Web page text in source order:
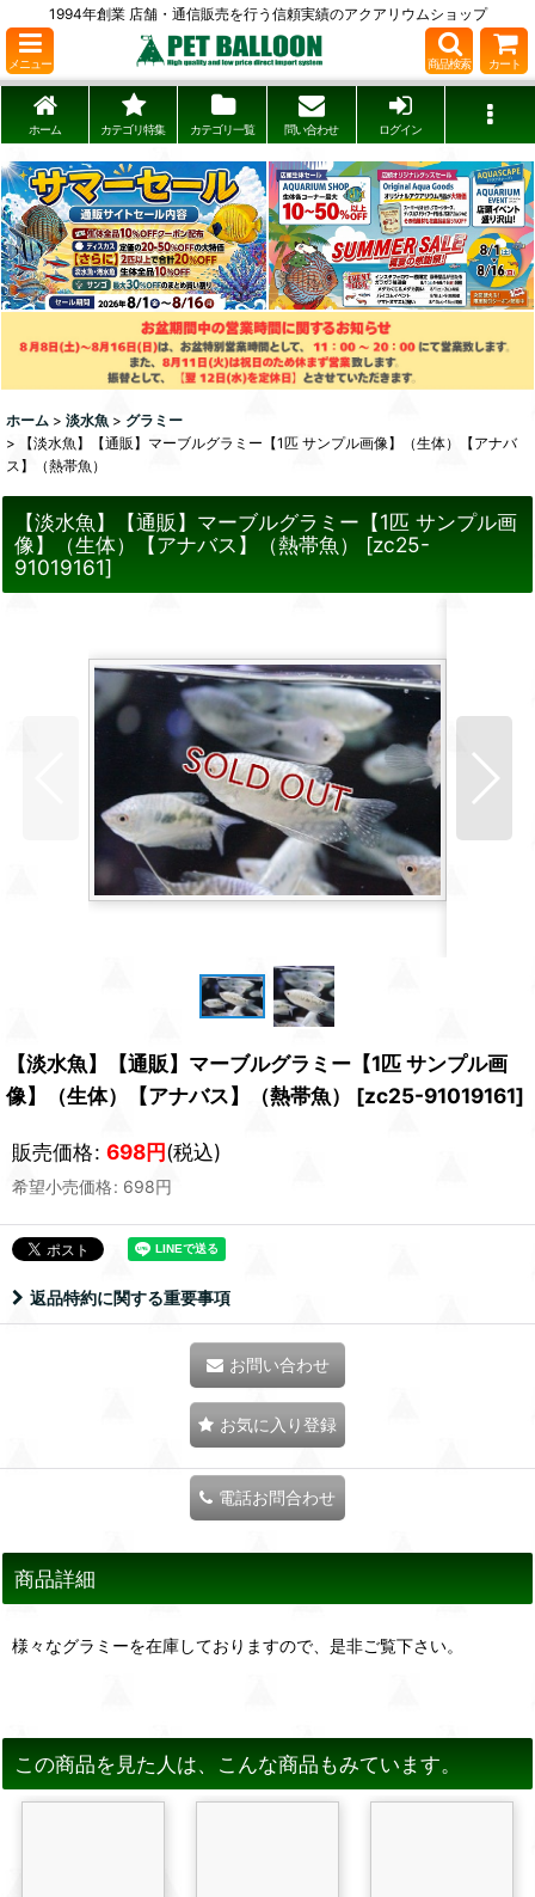
1994年創業 店舗・通信販売を行う信頼実績のアクアリウムショップ
メニュー 商品検索 カート
ホーム カテゴリ特集 カテゴリ一覧 問い合わせ ログイン
ホーム > 淡水魚 > グラミー
>
【淡水魚】【通販】マーブルグラミー【1匹 サンプル画像】（生体）【アナバ
ス】（熱帯魚）
【淡水魚】【通販】マーブルグラミー【1匹 サンプル画
像】（生体）【アナバス】（熱帯魚）
[zc25-
91019161]
【淡水魚】【通販】マーブルグラミー【1匹 サンプル画
像】（生体）【アナバス】（熱帯魚）
[zc25-91019161]
販売価格: 698円(税込)
希望小売価格: 698円
返品特約に関する重要事項
お問い合わせ
お気に入り登録
電話お問合わせ
商品詳細
様々なグラミーを在庫しておりますので、是非ご覧下さい。
この商品を見た人は、こんな商品もみています。